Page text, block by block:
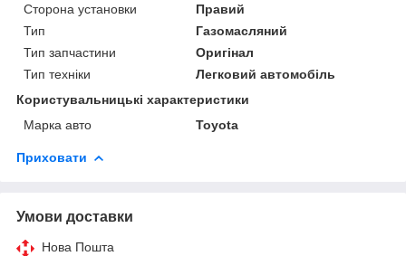
Сторона установки
Правий
Тип
Газомасляний
Тип запчастини
Оригінал
Тип техніки
Легковий автомобіль
Користувальницькі характеристики
Марка авто
Toyota
Приховати
Умови доставки
Нова Пошта